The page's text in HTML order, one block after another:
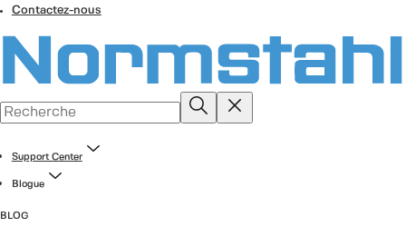
Contactez-nous
Support Center
Blogue
BLOG